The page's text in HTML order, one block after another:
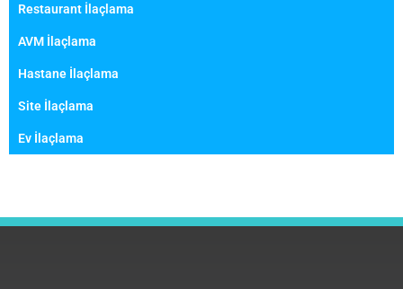
Restaurant İlaçlama
AVM İlaçlama
Hastane İlaçlama
Site İlaçlama
Ev İlaçlama